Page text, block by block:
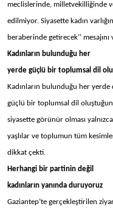
meclislerinde, milletvekilliğinde
edilmiyor. Siyasette kadın
beraberinde getirecek’’ mesajını
Kadınların bulunduğu her
yerde güçlü bir toplumsal dil
Kadınların bulunduğu her yerde
güçlü bir toplumsal dil
siyasette görünür olması
yaşlılar ve toplumun tüm
dikkat çekti.
Herhangi bir partinin değil
kadınların yanında duruyoruz
Gaziantep’te gerçekleştirilen